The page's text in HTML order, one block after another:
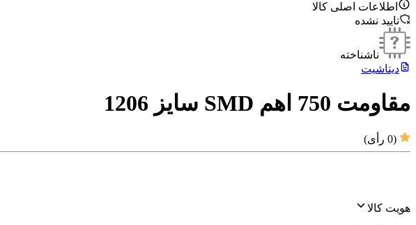
اطلاعات اصلی کالا
تایید نشده
ناشناخته
دیتاشیت
مقاومت 750 اهم SMD سایز 1206
(
0 رأی)
هویت کالا